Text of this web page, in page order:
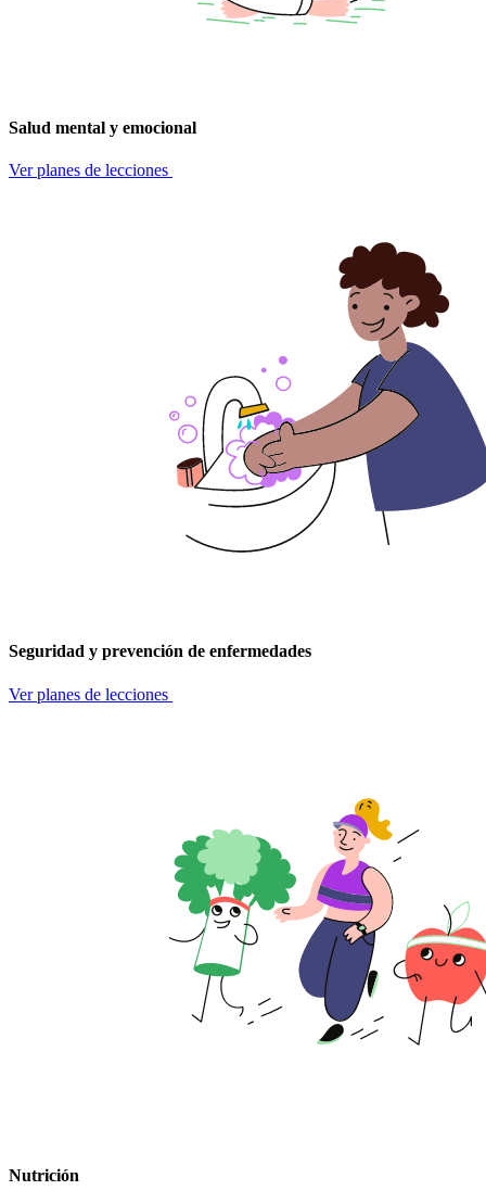
Salud mental y emocional
Ver planes de lecciones
Seguridad y prevención de enfermedades
Ver planes de lecciones
Nutrición